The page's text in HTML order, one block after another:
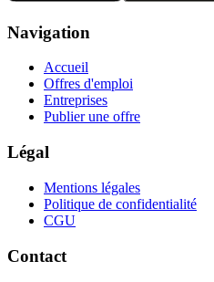
Navigation
Accueil
Offres d'emploi
Entreprises
Publier une offre
Légal
Mentions légales
Politique de confidentialité
CGU
Contact